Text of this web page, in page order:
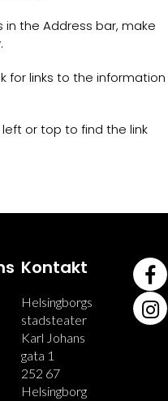
the Address bar, make
for links to the information
or top to find the link
Kontakt
Helsingborgs
stadsteater
Karl Johans
gata 1
252 67
Helsingborg